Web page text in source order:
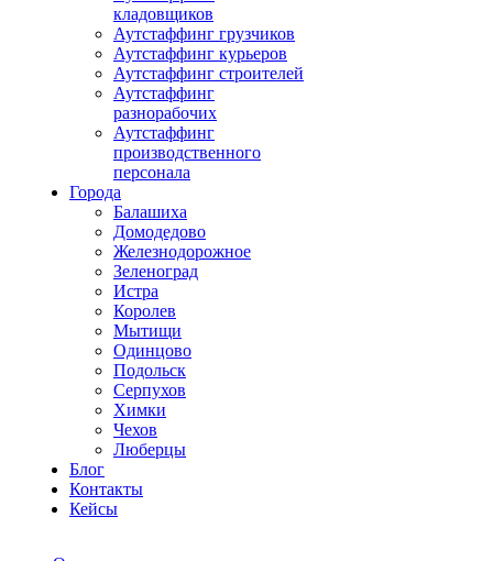
кладовщиков
Аутстаффинг грузчиков
Аутстаффинг курьеров
Аутстаффинг строителей
Аутстаффинг
разнорабочих
Аутстаффинг
производственного
персонала
Города
Балашиха
Домодедово
Железнодорожное
Зеленоград
Истра
Королев
Мытищи
Одинцово
Подольск
Серпухов
Химки
Чехов
Люберцы
Блог
Контакты
Кейсы